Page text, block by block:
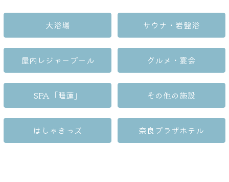
大浴場 サウナ・岩盤浴
屋内レジャープール グルメ
奈良わんぱくランド
はしゃきっズ
ボディケア
大浴場 サウナ・岩盤浴
屋内レジャープール グルメ・宴会
SPA「睡蓮」 その他の施設
はしゃきっズ 奈良プラザホテル